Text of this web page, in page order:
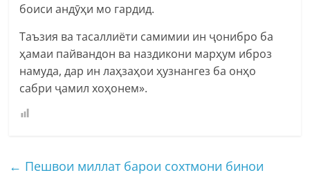
боиси андӯҳи мо гардид.
Таъзия ва тасаллиёти самимии ин ҷонибро ба
ҳамаи пайвандон ва наздикони марҳум иброз
намуда, дар ин лаҳзаҳои ҳузнангез ба онҳо
сабри ҷамил хоҳонем».
← Пешвои миллат барои сохтмони бинои